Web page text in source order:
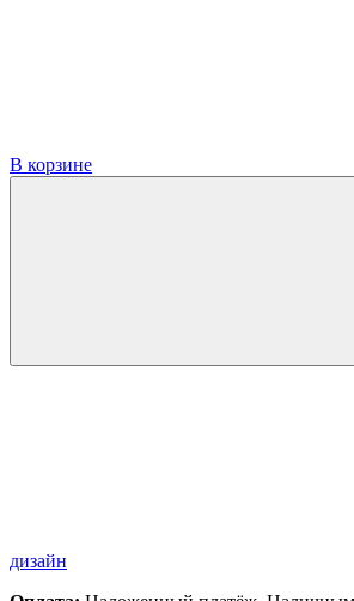
В корзине
дизайн